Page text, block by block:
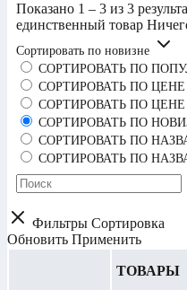
Показано 1 – 3 из 3
единственный товар
Сортировать по новизне
СОРТИРОВАТЬ ПО
СОРТИРОВАТЬ ПО
СОРТИРОВАТЬ ПО
СОРТИРОВАТЬ ПО
СОРТИРОВАТЬ ПО
СОРТИРОВАТЬ ПО
Фильтры Сортировка
Обновить Применить
ТОВАРЫ